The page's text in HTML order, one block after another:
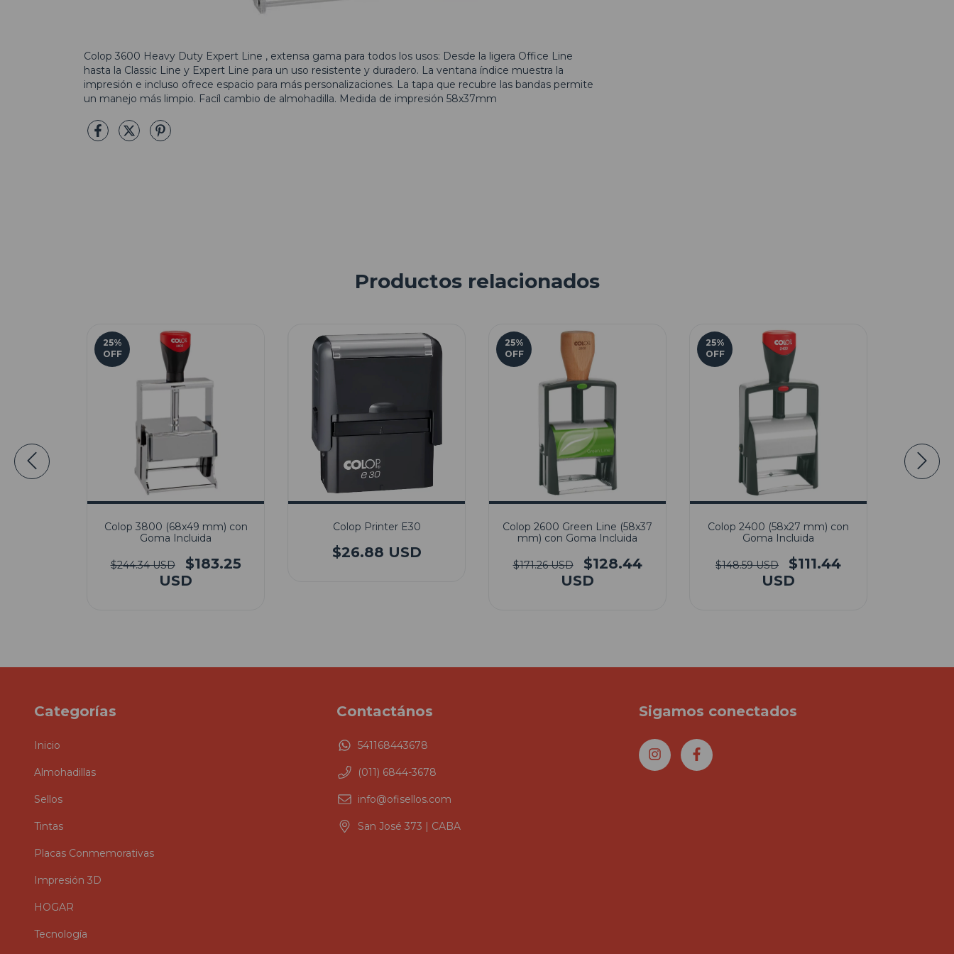
Colop 3600 Heavy Duty Expert Line , extensa gama para todos los usos: Desde la ligera Office Line
hasta la Classic Line y Expert Line para un uso resistente y duradero. La ventana índice muestra la
impresión e incluso ofrece espacio para más personalizaciones. La tapa que recubre las bandas permite
un manejo más limpio. Facíl cambio de almohadilla. Medida de impresión 58x37mm
Productos relacionados
25%
OFF
Colop 3800 (68x49 mm) con
Goma Incluida
$244.34 USD
$183.25
USD
Colop Printer E30
$26.88 USD
25%
OFF
Colop 2600 Green Line (58x37
mm) con Goma Incluida
$171.26 USD
$128.44
USD
25%
OFF
Colop 2400 (58x27 mm) con
Goma Incluida
$148.59 USD
$111.44
USD
Categorías
Inicio
Almohadillas
Sellos
Tintas
Placas Conmemorativas
Impresión 3D
HOGAR
Tecnología
Contactános
541168443678
(011) 6844-3678
info@ofisellos.com
San José 373 | CABA
Sigamos conectados